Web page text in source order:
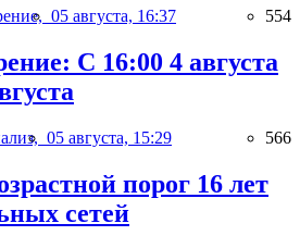
05 августа, 16:37 554
С 16:00 4 августа
05 августа, 15:29 566
порог 16 лет
сетей